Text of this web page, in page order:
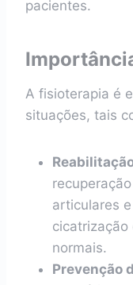
pacientes.
A fisioterapia é
situações, tais
articulares
normais.
Prevenção